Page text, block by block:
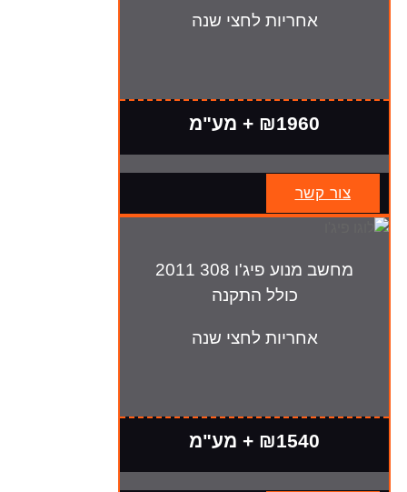
אחריות לחצי שנה
₪1960 + מע"מ
צור קשר
מחשב מנוע פיג'ו 308 2011
כולל התקנה
אחריות לחצי שנה
₪1540 + מע"מ